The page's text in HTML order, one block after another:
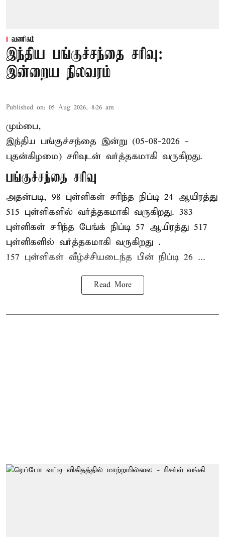
வணிகம்
இந்திய பங்குச்சந்தை சரிவு:
இன்றைய நிலவரம்
Published on: 05 Aug 2026, 8:26 am
மும்பை,
இந்திய பங்குச்சந்தை இன்று (05-08-2026 -
புதன்கிழமை) சரிவுடன் வர்த்தகமாகி வருகிறது.
பங்குச்சந்தை சரிவு
அதன்படி, 98 புள்ளிகள் சரிந்த நிப்டி 24 ஆயிரத்து
515 புள்ளிகளில் வர்த்தகமாகி வருகிறது. 383
புள்ளிகள் சரிந்த பேங்க் நிப்டி 57 ஆயிரத்து 517
புள்ளிகளில் வர்த்தகமாகி வருகிறது .
157 புள்ளிகள் வீழ்ச்சியடைந்த பின் நிப்டி 26 ...
Read More